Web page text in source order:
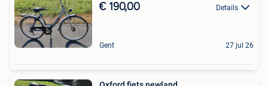
€ 190,00 Details
Gent 27 jul 26